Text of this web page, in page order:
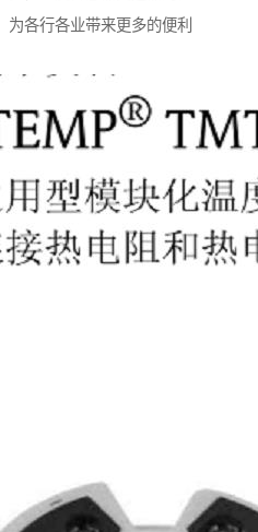
为各行各业带来更多的便利